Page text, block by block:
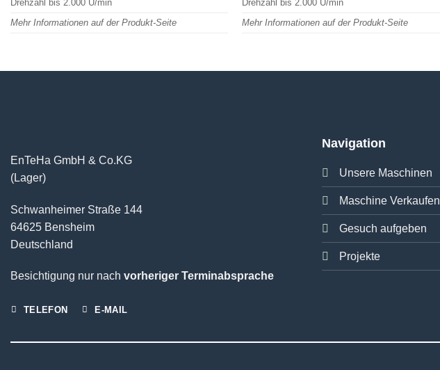
Drehzahl bis 2.000 U/min
Mehr Informationen auf der Produkt-Seite
Drehzahl bis 2.000 U/min
Mehr Informationen auf der Produkt-Seite
EnTeHa GmbH & Co.KG
(Lager)
Schwanheimer Straße 144
64625 Bensheim
Deutschland
Besichtigung nur nach vorheriger Terminabsprache
TELEFON E-MAIL
Navigation
Unsere Maschinen
Maschine Verkaufen
Gesuch aufgeben
Projekte